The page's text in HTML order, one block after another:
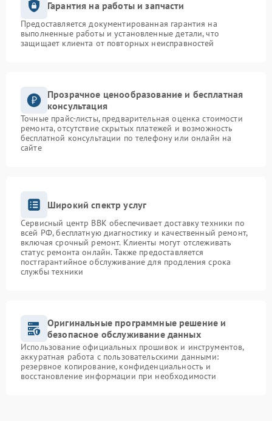
Гарантия на работы и запчасти
Предоставляется документированная гарантия на
выполненные работы и установленные детали, что
защищает клиента от повторных неисправностей
Прозрачное ценообразование и бесплатная
консультация
Точные прайс-листы, предварительная оценка стоимости
ремонта, отсутствие скрытых платежей и возможность
бесплатной консультации по телефону или онлайн на
сайте
Широкий спектр услуг
Сервисный центр BBK обеспечивает доставку техники по
всей РФ, бесплатную диагностику и качественный ремонт,
включая срочный ремонт. Клиенты могут отслеживать
статус ремонта онлайн. Также предоставляется
постгарантийное обслуживание для продления срока
службы техники
Оригинальные программные решение и
безопасное обслуживание данных
Использование официальных прошивок и инструментов,
аккуратная работа с пользовательскими данными:
резервное копирование, конфиденциальность и
восстановление информации при необходимости